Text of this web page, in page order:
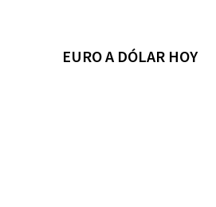
EURO A DÓLAR HOY